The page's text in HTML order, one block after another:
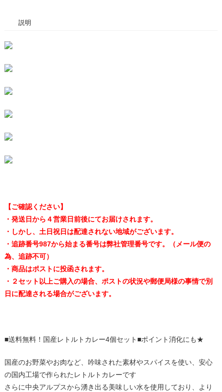
説明
【ご確認ください】
・発送日から４営業日前後にてお届けされます。
・しかし、土日祝日は配達されない地域がございます。
・追跡番号987から始まる番号は弊社管理番号です。（メール便の
為、追跡不可）
・商品はポストに投函されます。
・２セット以上ご購入の場合、ポストの状況や郵便局様の事情で別
日に配達される場合がございます。
■送料無料！国産レトルトカレー4個セット■ポイント消化にも★
国産のお野菜やお肉など、吟味された素材やスパイスを使い、安心
の国内工場で作られたレトルトカレーです
さらに中央アルプスから湧き出る美味しい水を使用しており、より